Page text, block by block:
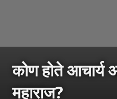
कोण होते आचार्य
महाराज?